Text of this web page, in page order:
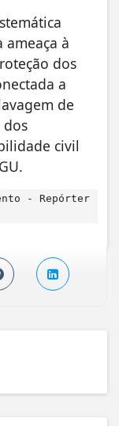
ameaça à
dos
a
de
dos
civil
- Repórter